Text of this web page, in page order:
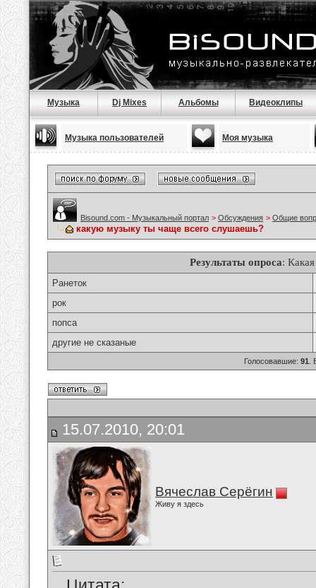
Музыка Dj Mixes Альбомы Видеоклипы
Музыка пользователей Моя музыка
Bisound.com - Музыкальный портал > Обсуждения > Общие
какую музыку ты чаще всего слушаешь?
Результаты опроса:
Ранеток
рок
попса
другие не сказаные
Голосовавшие: 91 .
15.07.2010, 20:01
Вячеслав Серёгин
Живу я здесь